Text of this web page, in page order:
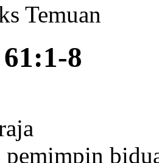
Temuan
8